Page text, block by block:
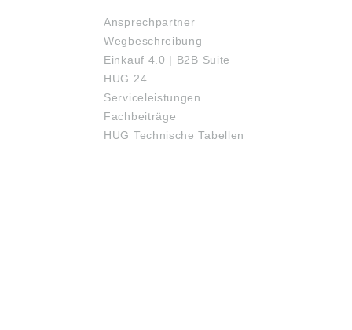
Ansprechpartner
Wegbeschreibung
Einkauf 4.0 | B2B Suite
HUG 24
Serviceleistungen
Fachbeiträge
HUG Technische Tabellen